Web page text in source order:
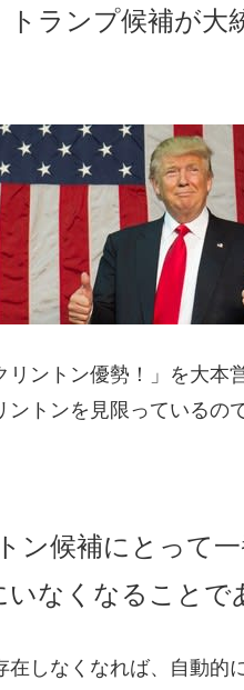
ランプ候補が大
ントン優勢！」を大本
トンを見限っているの
ン候補にとって
なくなることで
在しなくなれば、自動的